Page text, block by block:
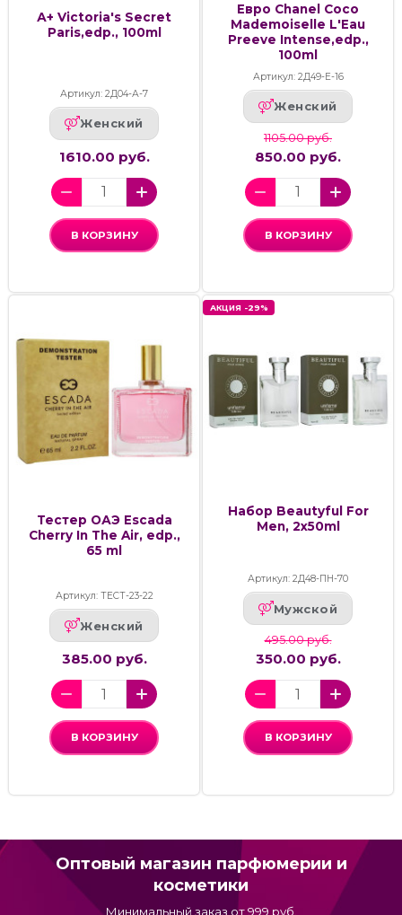
А+ Victoria's Secret
Paris,edp., 100ml
Артикул: 2Д04-А-7
Женский
1610.00 руб.
В КОРЗИНУ
Евро Chanel Coco
Mademoiselle L'Eau
Preeve Intense,edp.,
100ml
Артикул: 2Д49-Е-16
Женский
1105.00 руб.
850.00 руб.
В КОРЗИНУ
Тестер ОАЭ Escada
Cherry In The Air, edp.,
65 ml
Артикул: ТЕСТ-23-22
Женский
385.00 руб.
В КОРЗИНУ
АКЦИЯ -29%
Набор Beautyful For
Men, 2x50ml
Артикул: 2Д48-ПН-70
Мужской
495.00 руб.
350.00 руб.
В КОРЗИНУ
Оптовый магазин парфюмерии и
косметики
Минимальный заказ от 999 руб.